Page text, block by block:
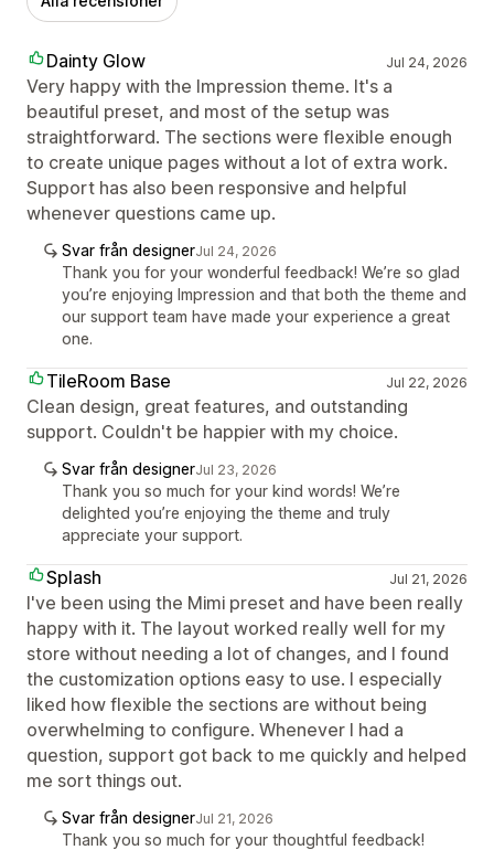
Dainty Glow Jul 24, 2026
Very happy with the Impression theme. It's a
beautiful preset, and most of the setup was
straightforward. The sections were flexible enough
to create unique pages without a lot of extra work.
Support has also been responsive and helpful
whenever questions came up.
Svar från designerJul 24, 2026
Thank you for your wonderful feedback! We’re so glad
you’re enjoying Impression and that both the theme and
our support team have made your experience a great
one.
TileRoom Base Jul 22, 2026
Clean design, great features, and outstanding
support. Couldn't be happier with my choice.
Svar från designerJul 23, 2026
Thank you so much for your kind words! We’re
delighted you’re enjoying the theme and truly
appreciate your support.
Splash Jul 21, 2026
I've been using the Mimi preset and have been really
happy with it. The layout worked really well for my
store without needing a lot of changes, and I found
the customization options easy to use. I especially
liked how flexible the sections are without being
overwhelming to configure. Whenever I had a
question, support got back to me quickly and helped
me sort things out.
Svar från designerJul 21, 2026
Thank you so much for your thoughtful feedback!